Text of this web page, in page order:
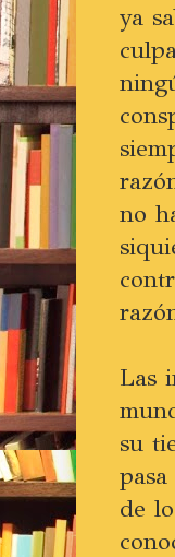
ya
no
Las
su
de